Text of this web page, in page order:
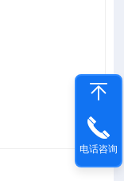
电话咨询